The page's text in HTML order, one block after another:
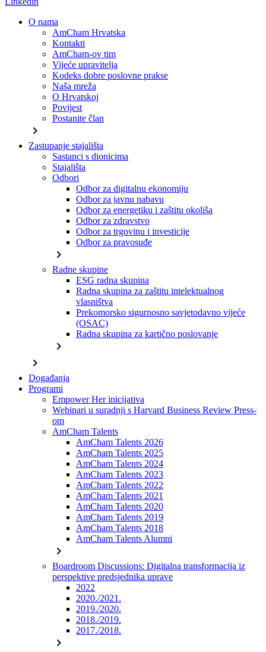
O nama
AmCham Hrvatska
Kontakti
AmCham-ov tim
Vijeće upravitelja
Kodeks dobre poslovne prakse
Naša mreža
O Hrvatskoj
Povijest
Postanite član
chevron_right
Zastupanje stajališta
Sastanci s dionicima
Stajališta
Odbori
Odbor za digitalnu ekonomiju
Odbor za javnu nabavu
Odbor za energetiku i zaštitu okoliša
Odbor za zdravstvo
Odbor za trgovinu i investicije
Odbor za pravosuđe
chevron_right
Radne skupine
ESG radna skupina
Radna skupina za zaštitu intelektualnog
vlasništva
Prekomorsko sigurnosno savjetodavno vijeće
(OSAC)
Radna skupina za kartično poslovanje
chevron_right
chevron_right
Događanja
Programi
Empower Her inicijativa
Webinari u suradnji s Harvard Business Review Press-
om
AmCham Talents
AmCham Talents 2026
AmCham Talents 2025
AmCham Talents 2024
AmCham Talents 2023
AmCham Talents 2022
AmCham Talents 2021
AmCham Talents 2020
AmCham Talents 2019
AmCham Talents 2018
AmCham Talents Alumni
chevron_right
Boardroom Discussions: Digitalna transformacija iz
perspektive predsjednika uprave
2022
2020./2021.
2019./2020.
2018./2019.
2017./2018.
chevron_right